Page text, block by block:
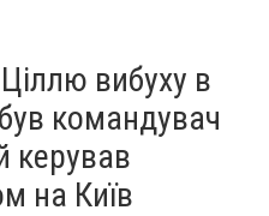
вибуху в
командувач
керував
на Київ